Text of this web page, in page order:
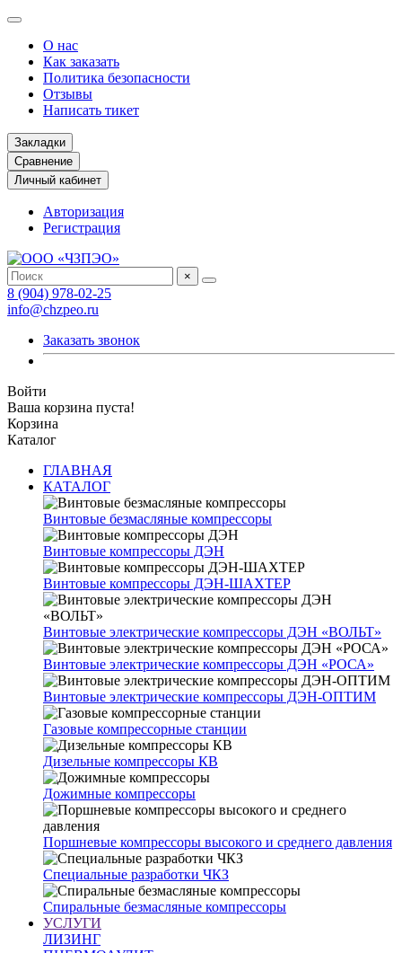
О нас
Как заказать
Политика безопасности
Отзывы
Написать тикет
Закладки
Сравнение
Личный кабинет
Авторизация
Регистрация
×
8 (904) 978-02-25
info@chzpeo.ru
Заказать звонок
Войти
Ваша корзина пуста!
Корзина
Каталог
ГЛАВНАЯ
КАТАЛОГ
Винтовые безмасляные компрессоры
Винтовые компрессоры ДЭН
Винтовые компрессоры ДЭН-ШАХТЕР
Винтовые электрические компрессоры ДЭН «ВОЛЬТ»
Винтовые электрические компрессоры ДЭН «РОСА»
Винтовые электрические компрессоры ДЭН-ОПТИМ
Газовые компрессорные станции
Дизельные компрессоры КВ
Дожимные компрессоры
Поршневые компрессоры высокого и среднего давления
Специальные разработки ЧКЗ
Спиральные безмасляные компрессоры
УСЛУГИ
ЛИЗИНГ